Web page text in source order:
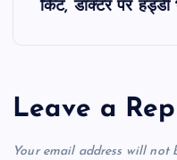
a
v
किट, डाॅक्टर पर हड्डी
Leave a
Your email address will not